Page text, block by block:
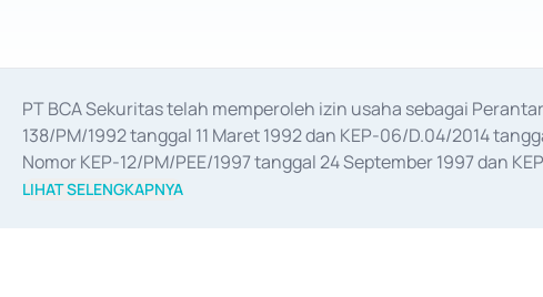
PT BCA Sekuritas telah memperoleh izin usaha sebagai
138/PM/1992 tanggal 11 Maret 1992 dan KEP-06/D.04/2014
Nomor KEP-12/PM/PEE/1997 tanggal 24 September 1997 dan
merger, akuisisi, divestasi, dan
LIHAT SELENGKAPNYA